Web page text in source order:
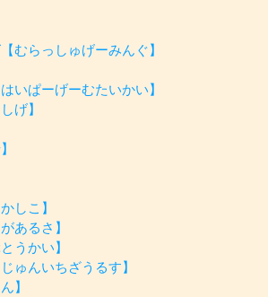
むらっしゅげーみんぐ】
いぱーげーむたいかい】
げ】
しこ】
あるさ】
うかい】
ゅんいちざうるす】
】